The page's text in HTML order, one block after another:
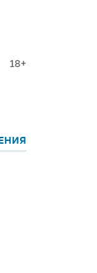
18+